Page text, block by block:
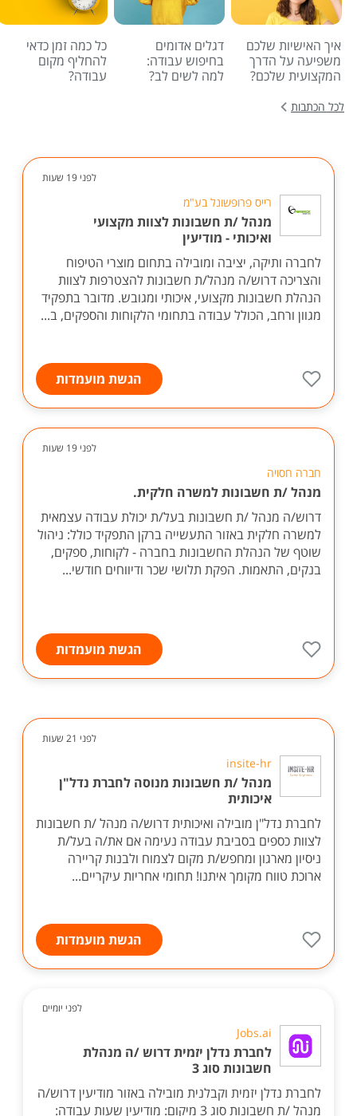
איך האישיות שלכם
משפיעה על הדרך
המקצועית שלכם?
דגלים אדומים
בחיפוש עבודה:
למה לשים לב?
כל כמה זמן כדאי
להחליף מקום
עבודה?
לכל הכתבות
לפני 19 שעות
רייס פרופשונל בע"מ
מנהל /ת חשבונות לצוות מקצועי
ואיכותי - מודיעין
לחברה ותיקה, יציבה ומובילה בתחום מוצרי הטיפוח
והצריכה דרוש/ה מנהל/ת חשבונות להצטרפות לצוות
הנהלת חשבונות מקצועי, איכותי ומגובש. מדובר בתפקיד
מגוון ורחב, הכולל עבודה בתחומי הלקוחות והספקים, ב...
הגשת מועמדות
לפני 19 שעות
חברה חסויה
מנהל /ת חשבונות למשרה חלקית.
דרוש/ה מנהל /ת חשבונות בעל/ת יכולת עבודה עצמאית
למשרה חלקית באזור התעשייה ברקן התפקיד כולל: ניהול
שוטף של הנהלת החשבונות בחברה - לקוחות, ספקים,
בנקים, התאמות. הפקת תלושי שכר ודיווחים חודשי...
הגשת מועמדות
לפני 21 שעות
insite-hr
מנהל /ת חשבונות מנוסה לחברת נדל"ן
איכותית
לחברת נדל"ן מובילה ואיכותית דרוש/ה מנהל /ת חשבונות
לצוות כספים בסביבת עבודה נעימה אם את/ה בעל/ת
ניסיון מארגון ומחפש/ת מקום לצמוח ולבנות קריירה
ארוכת טווח מקומך איתנו! תחומי אחריות עיקריים...
הגשת מועמדות
לפני יומיים
Jobs.ai
לחברת נדלן יזמית דרוש /ה מנהלת
חשבונות סוג 3
לחברת נדלן יזמית וקבלנית מובילה באזור מודיעין דרוש/ה
מנהל /ת חשבונות סוג 3 מיקום: מודיעין שעות עבודה: